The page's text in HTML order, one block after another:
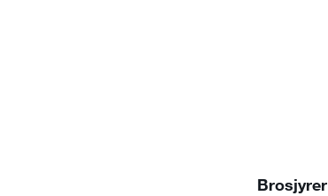
Brosjyrer